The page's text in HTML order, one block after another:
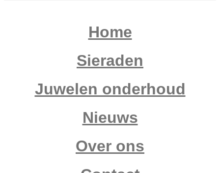
Home
Sieraden
Juwelen onderhoud
Nieuws
Over ons